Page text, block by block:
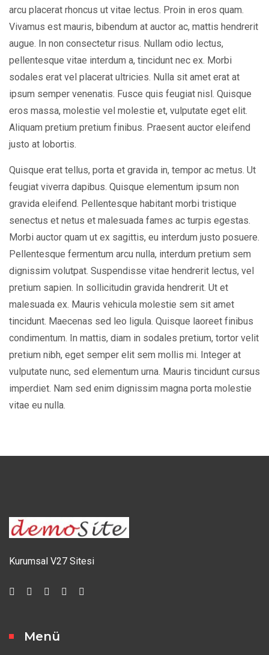
arcu placerat rhoncus ut vitae lectus. Proin in eros quam.
Vivamus est mauris, bibendum at auctor ac, mattis hendrerit
augue. In non consectetur risus. Nullam odio lectus,
pellentesque vitae interdum a, tincidunt nec ex. Morbi
sodales erat vel placerat ultricies. Nulla sit amet erat at
ipsum semper venenatis. Fusce quis feugiat nisl. Quisque
eros massa, molestie vel molestie et, vulputate eget elit.
Aliquam pretium pretium finibus. Praesent auctor eleifend
justo at lobortis.
Quisque erat tellus, porta et gravida in, tempor ac metus. Ut
feugiat viverra dapibus. Quisque elementum ipsum non
gravida eleifend. Pellentesque habitant morbi tristique
senectus et netus et malesuada fames ac turpis egestas.
Morbi auctor quam ut ex sagittis, eu interdum justo posuere.
Pellentesque fermentum arcu nulla, interdum pretium sem
dignissim volutpat. Suspendisse vitae hendrerit lectus, vel
pretium sapien. In sollicitudin gravida hendrerit. Ut et
malesuada ex. Mauris vehicula molestie sem sit amet
tincidunt. Maecenas sed leo ligula. Quisque laoreet finibus
condimentum. In mattis, diam in sodales pretium, tortor velit
pretium nibh, eget semper elit sem mollis mi. Integer at
vulputate nunc, sed elementum urna. Mauris tincidunt cursus
imperdiet. Nam sed enim dignissim magna porta molestie
vitae eu nulla.
Kurumsal V27 Sitesi
Menü